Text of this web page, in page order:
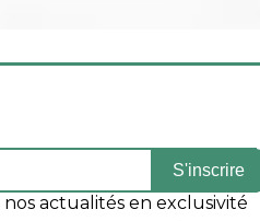
S'inscrire
nos actualités en exclusivité